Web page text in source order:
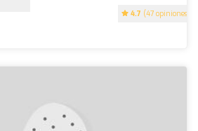
4.7 (47 opiniones)